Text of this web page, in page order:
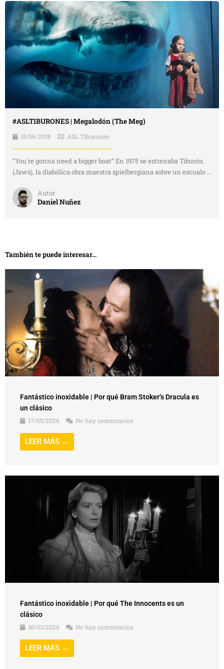
#ASLTIBURONES | Megalodón (The Meg)
15/06/2018 ASL Tiburones
“You´re gonna need a bigger boat” En 1975 se estrenaba Tiburón
(Jaws), la diabólica obra maestra spielbergiana sobre un escualo ...
Autor
Daniel Nuñez
También te puede interesar...
Fantástico inoxidable | Por qué Bram Stoker’s Dracula es
un clásico
17/05/2026
No hay comentarios
LEER MÁS →
Fantástico inoxidable | Por qué The Innocents es un
clásico
30/01/2026
No hay comentarios
LEER MÁS →